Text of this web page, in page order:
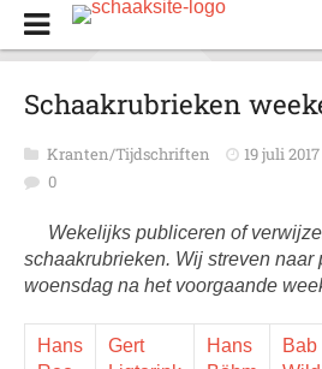
Schaakrubrieken
Kranten/Tijdschriften 19 juli
0
Wekelijks publiceren of
schaakrubrieken. Wij streven naar
woensdag na het voorgaande
Hans
Gert
Hans
Bab